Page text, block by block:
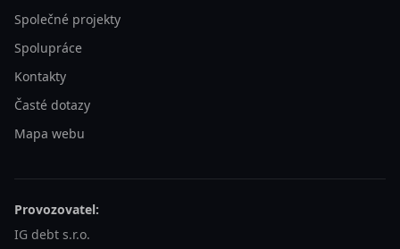
Společné projekty
Spolupráce
Kontakty
Časté dotazy
Mapa webu
Provozovatel:
IG debt s.r.o.